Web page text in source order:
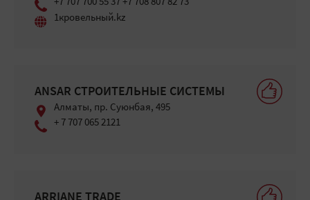
+7 707 700 55 37 +7 708 807 82 73
1кровельный.kz
ANSAR СТРОИТЕЛЬНЫЕ СИСТЕМЫ
Алматы, ​пр. Суюнбая, 495
+ 7 707 065 2121